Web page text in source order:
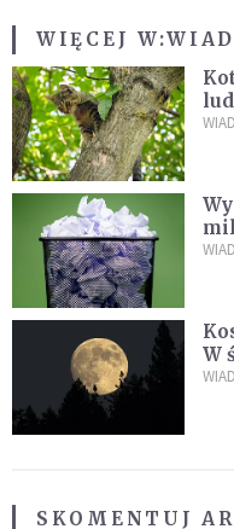
WIĘCEJ W:
W
SKOMENTUJ